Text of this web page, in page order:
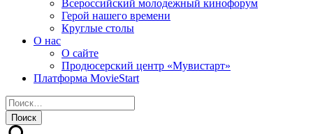
Всероссийский молодежный кинофорум
Герой нашего времени
Круглые столы
О нас
О сайте
Продюсерский центр «Мувистарт»
Платформа MovieStart